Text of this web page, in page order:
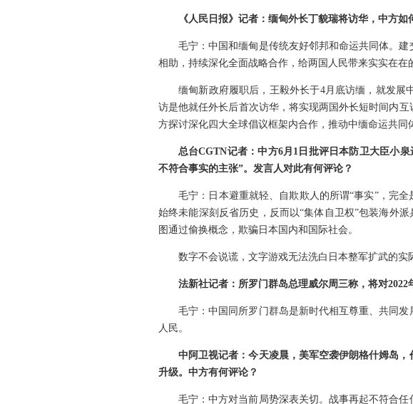
《人民日报》记者：缅甸外长丁貌瑞将访华，中方
毛宁：中国和缅甸是传统友好邻邦和命运共同体。
相助，持续深化全面战略合作，给两国人民带来实实在在
缅甸新政府履职后，王毅外长于4月底访缅，就发
访是他就任外长后首次访华，将实现两国外长短时间内
方探讨深化四大全球倡议框架内合作，推动中缅命运共同
总台CGTN记者：中方6月1日批评日本防卫大臣小
不符合事实的主张”。发言人对此有何评论？
毛宁：日本避重就轻、自欺欺人的所谓“事实”，完
始终未能深刻反省历史，反而以“集体自卫权”包装海外
图通过偷换概念，欺骗日本国内和国际社会。
数字不会说谎，文字游戏无法洗白日本整军扩武的实
法新社记者：所罗门群岛总理威尔周三称，将对
毛宁：中国同所罗门群岛是新时代相互尊重、共同
人民。
中阿卫视记者：今天凌晨，美军空袭伊朗格什姆岛
升级。中方有何评论？
毛宁：中方对当前局势深表关切。战事再起不符合